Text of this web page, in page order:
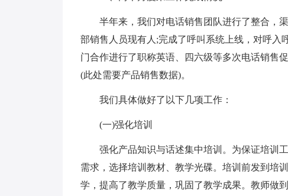
半年来，我们对电话销售团队进行了整合，
部销售人员现有人;完成了呼叫系统上线，对呼入
门合作进行了职称英语、四六级等多次电话销售
(此处需要产品销售数据)。
我们具体做好了以下几项工作：
(一)强化培训
强化产品知识与话述集中培训。为保证培训
需求，选择培训教材、教学光碟。培训前发到培
学，提高了教学质量，巩固了教学成果。教师做